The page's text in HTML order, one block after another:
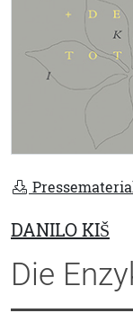
DANILO KIŠ
Die